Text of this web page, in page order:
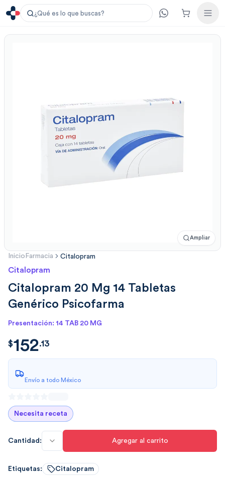
¿Qué es lo que buscas?
Ampliar
Inicio Farmacia Citalopram
Citalopram
Citalopram 20 Mg 14 Tabletas
Genérico Psicofarma
Presentación: 14 TAB 20 MG
$152.1300
$152.13
Envío a todo México
Necesita receta
Cantidad: Agregar al carrito
Etiquetas: Citalopram